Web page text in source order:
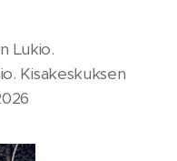
Lukio.
Kisakeskuksen